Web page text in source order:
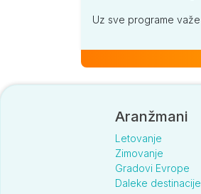
Uz sve programe važe
Aranžmani
Letovanje
Zimovanje
Gradovi Evrope
Daleke destinacije